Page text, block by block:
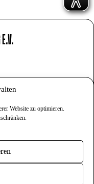
Website zu optimieren.